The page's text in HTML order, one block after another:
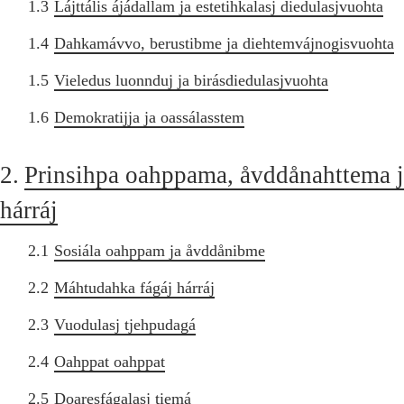
1.3 Lájttális ájádallam ja estetihkalasj diedulasjvuohta
1.4 Dahkamávvo, berustibme ja diehtemvájnogisvuohta
1.5 Vieledus luonnduj ja birásdiedulasjvuohta
1.6 Demokratijja ja oassálasstem
2. Prinsihpa oahppama, åvddånahttema
hárráj
2.1 Sosiála oahppam ja åvddånibme
2.2 Máhtudahka fágáj hárráj
2.3 Vuodulasj tjehpudagá
2.4 Oahppat oahppat
2.5 Doaresfágalasj tiemá